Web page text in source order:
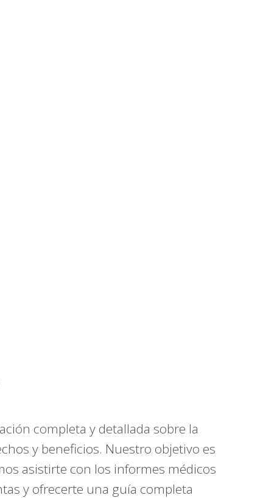
completa y detallada sobre la
y beneficios. Nuestro objetivo es
asistirte con los informes médicos
y ofrecerte una guía completa